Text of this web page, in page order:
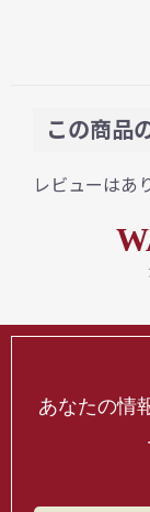
この商品
レビューはあ
あなたの情